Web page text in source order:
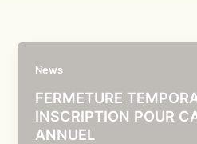
News
FERMETURE
INSCRIPTION POUR
ANNUEL